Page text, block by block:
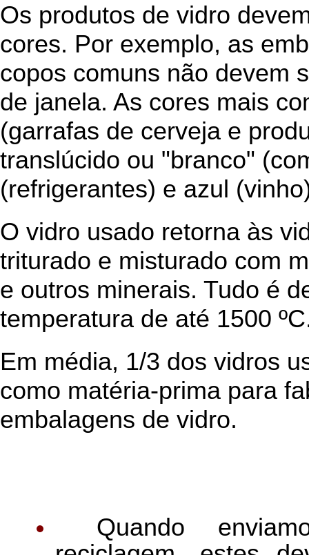
Os produtos de vidro
cores. Por exemplo, as
copos comuns não devem
de janela. As cores mais
(garrafas de cerveja e
translúcido ou "branco"
(refrigerantes) e azul
O vidro usado retorna às
triturado e misturado com
e outros minerais. Tudo é
temperatura de até 1500
Em média, 1/3 dos vidros
como matéria-prima para
embalagens de vidro.
Quando